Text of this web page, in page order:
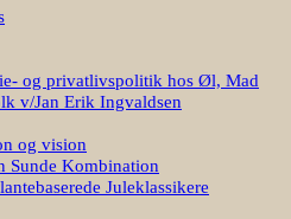
og privatlivspolitik hos Øl, Mad
v/Jan Erik Ingvaldsen
og vision
Sunde Kombination
Juleklassikere